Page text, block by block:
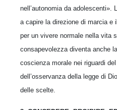
nell’autonomia da adolescenti».
a capire la direzione di marcia e
per un vivere normale nella vita
consapevolezza diventa anche
coscienza morale nei riguardi
dell’osservanza della legge di
delle scelte.